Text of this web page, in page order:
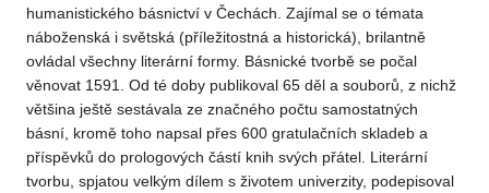
humanistického básnictví v Čechách. Zajímal se o témata
náboženská i světská (příležitostná a historická), brilantně
ovládal všechny literární formy. Básnické tvorbě se počal
věnovat 1591. Od té doby publikoval 65 děl a souborů, z nichž
většina ještě sestávala ze značného počtu samostatných
básní, kromě toho napsal přes 600 gratulačních skladeb a
příspěvků do prologových částí knih svých přátel. Literární
tvorbu, spjatou velkým dílem s životem univerzity, podepisoval